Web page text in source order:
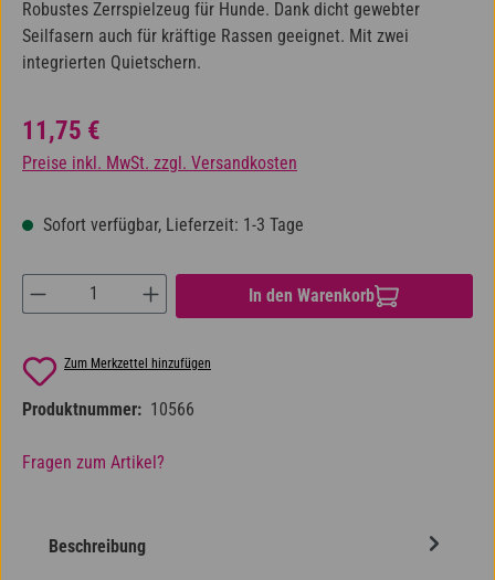
Robustes Zerrspielzeug für Hunde. Dank dicht gewebter
Seilfasern auch für kräftige Rassen geeignet. Mit zwei
integrierten Quietschern.
Regulärer Preis:
11,75 €
Preise inkl. MwSt. zzgl. Versandkosten
Sofort verfügbar, Lieferzeit: 1-3 Tage
Produkt Anzahl: Gib den gewünschten Wert
In den Warenkorb
Zum Merkzettel hinzufügen
Produktnummer: 10566
Fragen zum Artikel?
Beschreibung